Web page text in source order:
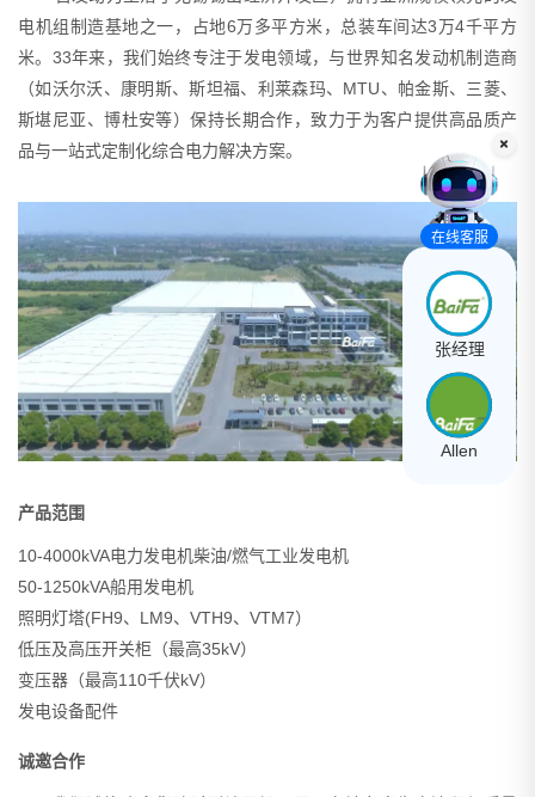
电机组制造基地之一，占地6万多平方米，总装车间达3万4千平方
米。33年来，我们始终专注于发电领域，与世界知名发动机制造商
（如沃尔沃、康明斯、斯坦福、利莱森玛、MTU、帕金斯、三菱、
斯堪尼亚、博杜安等）保持长期合作，致力于为客户提供高品质产
品与一站式定制化综合电力解决方案。
产品范围
10-4000kVA电力发电机柴油/燃气工业发电机
50-1250kVA船用发电机
照明灯塔(FH9、LM9、VTH9、VTM7）
低压及高压开关柜（最高35kV）
变压器（最高110千伏kV）
发电设备配件
诚邀合作
在线客服
张经理
Allen